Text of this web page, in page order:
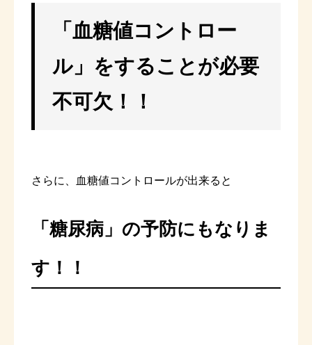
「血糖値コントロー
ル」をすることが必要
不可欠！！
さらに、血糖値コントロールが出来ると
「糖尿病」の予防にもなりま
す！！